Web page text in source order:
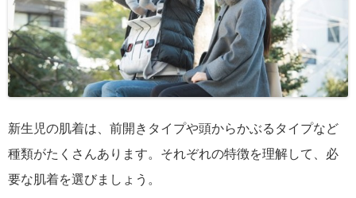
新生児の肌着は、前開きタイプや頭からかぶるタイプなど
種類がたくさんあります。それぞれの特徴を理解して、必
要な肌着を選びましょう。